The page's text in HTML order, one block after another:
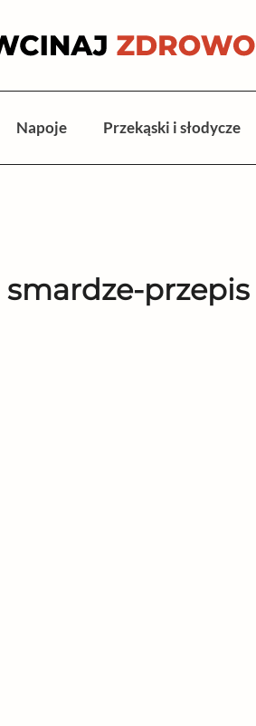
Napoje Przekąski i słodycze
smardze-przepis